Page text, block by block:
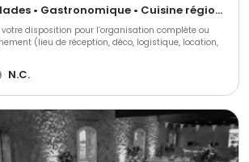
Barbecue et grillades • Gastronomique • Cuisine régionale
votre disposition pour l’organisation complète ou
(lieu de réception, déco, logistique, location,
N.C.